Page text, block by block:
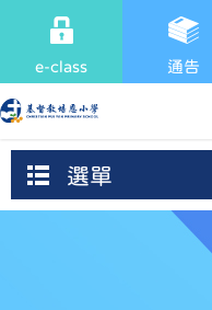
e-class 通告
選單